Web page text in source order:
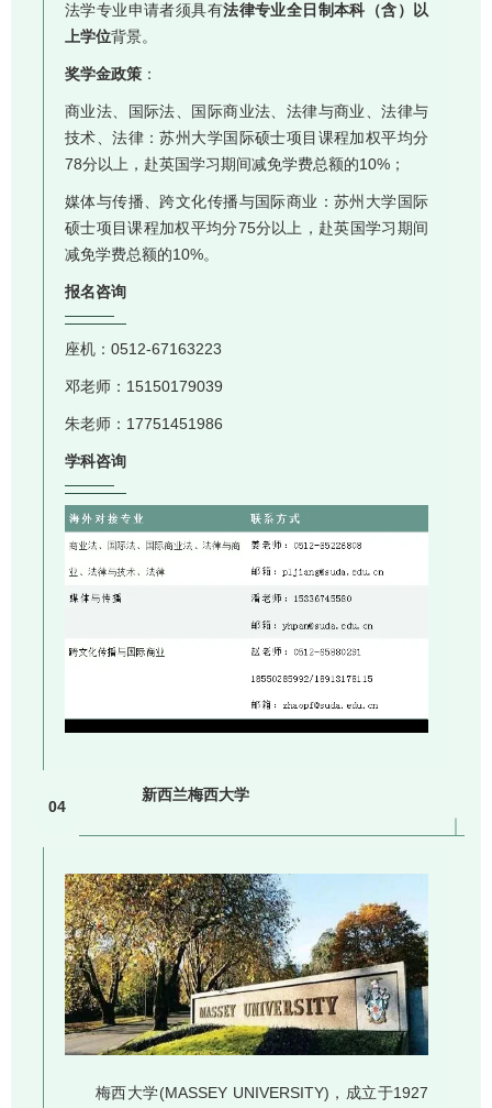
法学专业申请者须具有法律专业全日制本科（含）以
上学位背景。
奖学金政策：
商业法、国际法、国际商业法、法律与商业、法律与
技术、法律：苏州大学国际硕士项目课程加权平均分
78分以上，赴英国学习期间减免学费总额的10%；
媒体与传播、跨文化传播与国际商业：苏州大学国际
硕士项目课程加权平均分75分以上，赴英国学习期间
减免学费总额的10%。
报名咨询
座机：0512-67163223
邓老师：15150179039
朱老师：17751451986
学科咨询
04
新西兰梅西大学
梅西大学(MASSEY UNIVERSITY)，成立于1927